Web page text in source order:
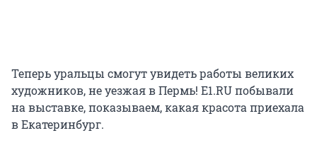
Теперь уральцы смогут увидеть работы великих
художников, не уезжая в Пермь! E1.RU побывали
на выставке, показываем, какая красота приехала
в Екатеринбург.